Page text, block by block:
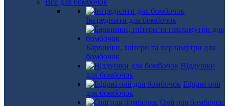
Все для бомбочок
Інгредієнти для бомбочок
Барвники, глітери та перламутри для
бомбочок
Віддушки
для бомбочок
Ефірні олії
для бомбочок
Олії для бомбочок